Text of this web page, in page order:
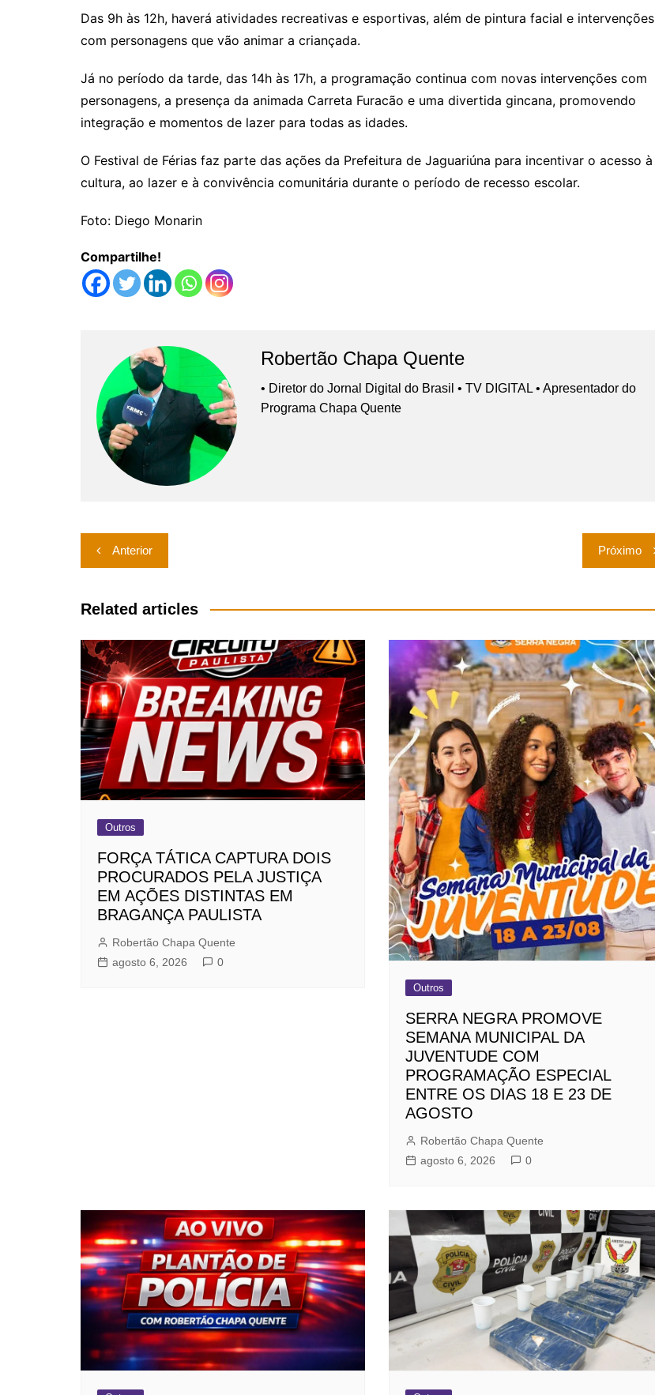
Das 9h às 12h, haverá atividades recreativas e esportivas, além de pintura facial e intervenções
com personagens que vão animar a criançada.
Já no período da tarde, das 14h às 17h, a programação continua com novas intervenções com
personagens, a presença da animada Carreta Furacão e uma divertida gincana, promovendo
integração e momentos de lazer para todas as idades.
O Festival de Férias faz parte das ações da Prefeitura de Jaguariúna para incentivar o acesso à
cultura, ao lazer e à convivência comunitária durante o período de recesso escolar.
Foto: Diego Monarin
Compartilhe!
Robertão Chapa Quente
• Diretor do Jornal Digital do Brasil • TV DIGITAL • Apresentador do
Programa Chapa Quente
Navegação
de
Post
Anterior Próximo
Related articles
Outros
FORÇA TÁTICA CAPTURA DOIS
PROCURADOS PELA JUSTIÇA
EM AÇÕES DISTINTAS EM
BRAGANÇA PAULISTA
Robertão Chapa Quente
agosto 6, 2026
0
Outros
SERRA NEGRA PROMOVE
SEMANA MUNICIPAL DA
JUVENTUDE COM
PROGRAMAÇÃO ESPECIAL
ENTRE OS DIAS 18 E 23 DE
AGOSTO
Robertão Chapa Quente
agosto 6, 2026
0